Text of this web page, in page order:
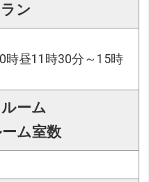
ン
時昼11時30分～15時
ーム
ム室数